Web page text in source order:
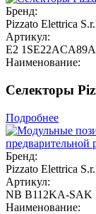
Бренд:
Pizzato Elettrica
Артикул:
E2
Наименование:
Селекторы
Подробнее
Бренд:
Pizzato Elettrica
Артикул:
NB B112KA-SAK
Наименование: